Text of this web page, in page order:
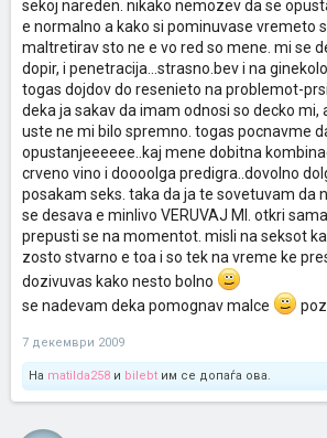
sekoj nareden. nikako nemozev da se
e normalno a kako si pominuvase vremeto
maltretirav sto ne e vo red so mene. mi se
dopir, i penetracija...strasno.bev i na
togas dojdov do resenieto na problemot-
deka ja sakav da imam odnosi so decko
uste ne mi bilo spremno. togas pocnavme
opustanjeeeeee..kaj mene dobitna
crveno vino i doooolga predigra..dovolno
posakam seks. taka da ja te sovetuvam da
se desava e minlivo VERUVAJ MI. otkri
prepusti se na momentot. misli na seksot
zosto stvarno e toa i so tek na vreme ke
dozivuvas kako nesto bolno
se nadevam deka pomognav malce
7 декември 2009
На matilda258 и bilebt им се допаѓа ова.